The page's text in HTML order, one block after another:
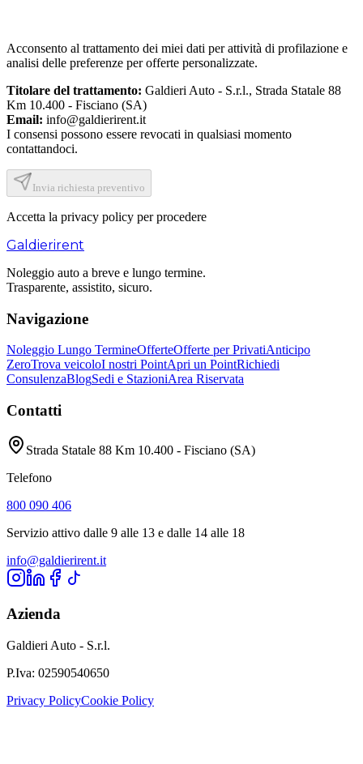
Acconsento al trattamento dei miei dati per attività di profilazione e
analisi delle preferenze per offerte personalizzate.
Titolare del trattamento: Galdieri Auto - S.r.l., Strada Statale 88
Km 10.400 - Fisciano (SA)
Email: info@galdierirent.it
I consensi possono essere revocati in qualsiasi momento
contattandoci.
Invia richiesta preventivo
Accetta la privacy policy per procedere
Galdierirent
Noleggio auto a breve e lungo termine.
Trasparente, assistito, sicuro.
Navigazione
Noleggio Lungo TermineOfferteOfferte per PrivatiAnticipo
ZeroTrova veicoloI nostri PointApri un PointRichiedi
ConsulenzaBlogSedi e StazioniArea Riservata
Contatti
Strada Statale 88 Km 10.400 - Fisciano (SA)
Telefono
800 090 406
Servizio attivo dalle 9 alle 13 e dalle 14 alle 18
info@galdierirent.it
Azienda
Galdieri Auto - S.r.l.
P.Iva: 02590540650
Privacy PolicyCookie Policy